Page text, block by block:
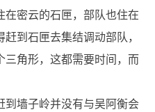
在密云的石匣，部队也住在
到石匣去集结调动部队，
角形，这都需要时间，而
到墙子岭并没有与吴阿衡会